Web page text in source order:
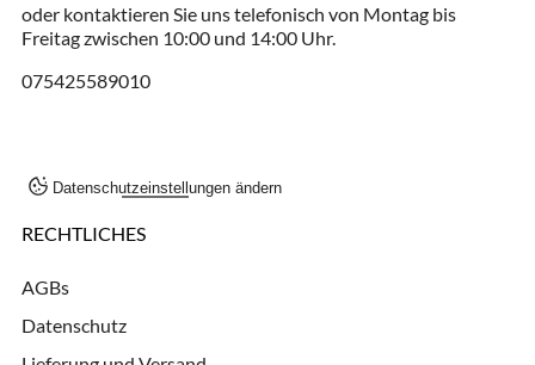
oder kontaktieren Sie uns telefonisch von Montag bis
Freitag zwischen 10:00 und 14:00 Uhr.
075425589010
Datenschutzeinstellungen ändern
RECHTLICHES
AGBs
Datenschutz